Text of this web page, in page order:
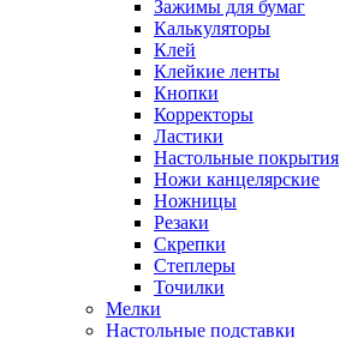
Зажимы для бумаг
Калькуляторы
Клей
Клейкие ленты
Кнопки
Корректоры
Ластики
Настольные покрытия
Ножи канцелярские
Ножницы
Резаки
Скрепки
Степлеры
Точилки
Мелки
Настольные подставки